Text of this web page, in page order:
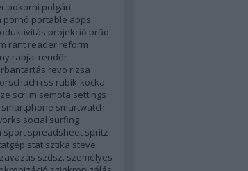
pokorni polgári
pornó portable apps
projekció prűd
rant reader reform
rabjai rendőr
revo rizsa
rss rubik-kocka
scr.im semota settings
smartphone smartwatch
social surfing
sport spreadsheet spritz
statisztika steve
szdsz. személyes